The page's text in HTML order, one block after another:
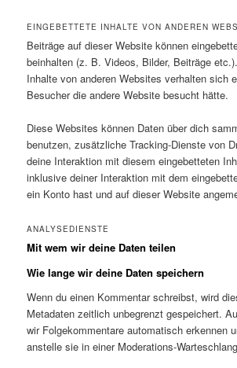
EINGEBETTETE INHALTE VON ANDEREN
Beiträge auf dieser Website können
beinhalten (z. B. Videos, Bilder, Beiträge
Inhalte von anderen Websites verhalten sich
Besucher die andere Website besucht hätte.
Diese Websites können Daten über dich
benutzen, zusätzliche Tracking-Dienste von
deine Interaktion mit diesem eingebetteten
inklusive deiner Interaktion mit dem
ein Konto hast und auf dieser Website
ANALYSEDIENSTE
Mit wem wir deine Daten teilen
Wie lange wir deine Daten speichern
Wenn du einen Kommentar schreibst, wird
Metadaten zeitlich unbegrenzt gespeichert.
wir Folgekommentare automatisch erkennen
anstelle sie in einer Moderations-